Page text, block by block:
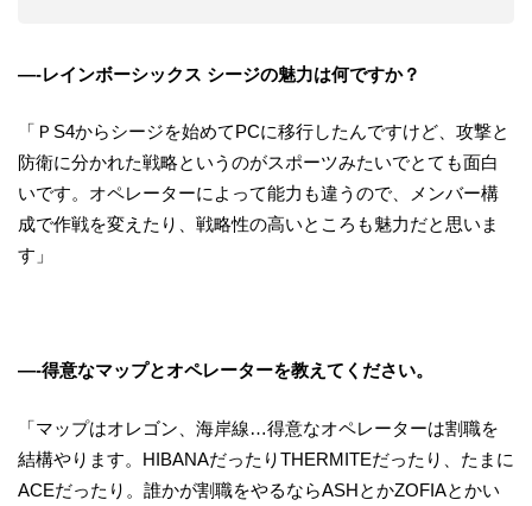
—-レインボーシックス シージの魅力は何ですか？
「ＰS4からシージを始めてPCに移行したんですけど、攻撃と
防衛に分かれた戦略というのがスポーツみたいでとても面白
いです。オペレーターによって能力も違うので、メンバー構
成で作戦を変えたり、戦略性の高いところも魅力だと思いま
す」
—-得意なマップとオペレーターを教えてください。
「マップはオレゴン、海岸線…得意なオペレーターは割職を
結構やります。HIBANAだったりTHERMITEだったり、たまに
ACEだったり。誰かが割職をやるならASHとかZOFIAとかい